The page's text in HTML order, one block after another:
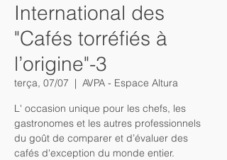
International des
"Cafés torréfiés à
l’origine"-3
terça, 07/07
  |
AVPA - Espace Altura
L' occasion unique pour les chefs, les
gastronomes et les autres professionnels
du goût de comparer et d’évaluer des
cafés d'exception du monde entier.